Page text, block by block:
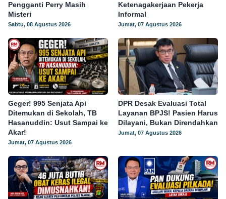
Pengganti Perry Masih
Misteri
Sabtu, 08 Agustus 2026
Ketenagakerjaan Pekerja
Informal
Jumat, 07 Agustus 2026
Geger! 995 Senjata Api
Ditemukan di Sekolah, TB
Hasanuddin: Usut Sampai ke
Akar!
Jumat, 07 Agustus 2026
DPR Desak Evaluasi Total
Layanan BPJS! Pasien Harus
Dilayani, Bukan Direndahkan
Jumat, 07 Agustus 2026